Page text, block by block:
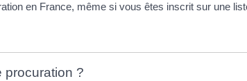
en France, même si vous êtes inscrit sur une
procuration ?